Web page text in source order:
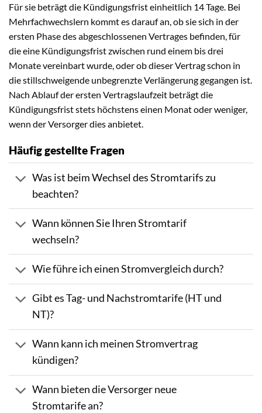
Für sie beträgt die Kündigungsfrist einheitlich 14 Tage. Bei
Mehrfachwechslern kommt es darauf an, ob sie sich in der
ersten Phase des abgeschlossenen Vertrages befinden, für
die eine Kündigungsfrist zwischen rund einem bis drei
Monate vereinbart wurde, oder ob dieser Vertrag schon in
die stillschweigende unbegrenzte Verlängerung gegangen ist.
Nach Ablauf der ersten Vertragslaufzeit beträgt die
Kündigungsfrist stets höchstens einen Monat oder weniger,
wenn der Versorger dies anbietet.
Häufig gestellte Fragen
Was ist beim Wechsel des Stromtarifs zu
beachten?
Wann können Sie Ihren Stromtarif
wechseln?
Wie führe ich einen Stromvergleich durch?
Gibt es Tag- und Nachstromtarife (HT und
NT)?
Wann kann ich meinen Stromvertrag
kündigen?
Wann bieten die Versorger neue
Stromtarife an?